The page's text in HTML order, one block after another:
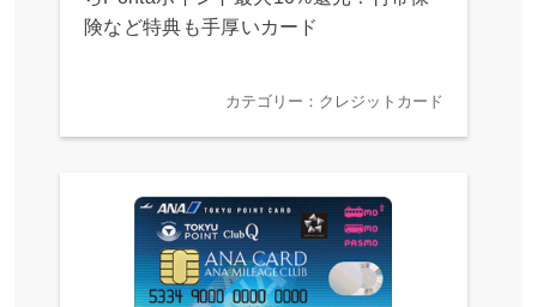
険など特典も手厚いカード
カテゴリー：クレジットカード